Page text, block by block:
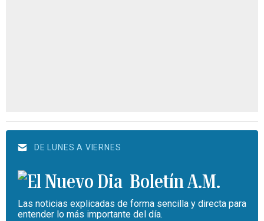
DE LUNES A VIERNES
Boletín A.M.
Las noticias explicadas de forma sencilla y directa para
entender lo más importante del día.